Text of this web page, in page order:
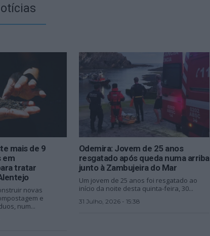
mais de 9
em
tratar
novas
e
num...
Odemira: Jovem de 25 anos
resgatado após queda numa arriba
junto à Zambujeira do Mar
Um jovem de 25 anos foi resgatado ao
início da noite desta quinta-feira, 30...
31 Julho, 2026 - 15:38